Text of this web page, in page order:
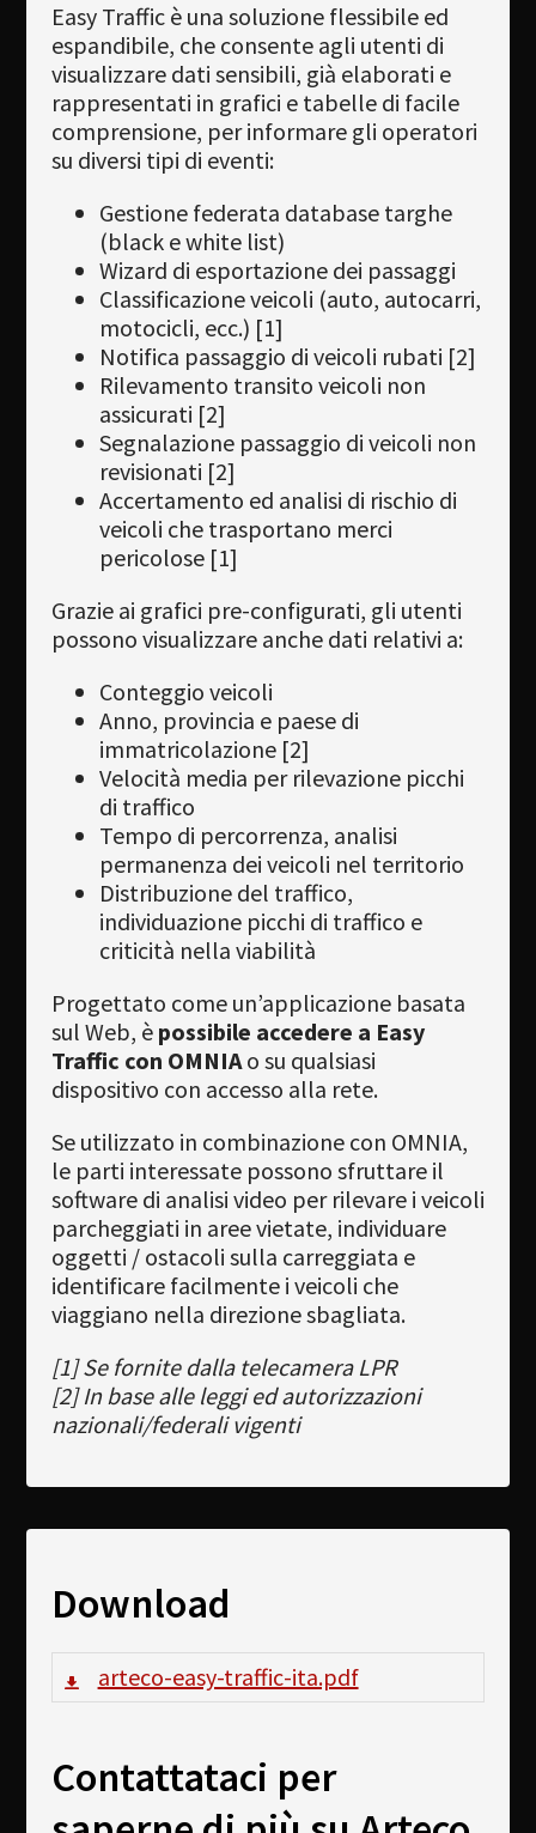
Easy Traffic è una soluzione flessibile ed
espandibile, che consente agli utenti di
visualizzare dati sensibili, già elaborati e
rappresentati in grafici e tabelle di facile
comprensione, per informare gli operatori
su diversi tipi di eventi:
Gestione federata database targhe
(black e white list)
Wizard di esportazione dei passaggi
Classificazione veicoli (auto, autocarri,
motocicli, ecc.) [1]
Notifica passaggio di veicoli rubati [2]
Rilevamento transito veicoli non
assicurati [2]
Segnalazione passaggio di veicoli non
revisionati [2]
Accertamento ed analisi di rischio di
veicoli che trasportano merci
pericolose [1]
Grazie ai grafici pre-configurati, gli utenti
possono visualizzare anche dati relativi a:
Conteggio veicoli
Anno, provincia e paese di
immatricolazione [2]
Velocità media per rilevazione picchi
di traffico
Tempo di percorrenza, analisi
permanenza dei veicoli nel territorio
Distribuzione del traffico,
individuazione picchi di traffico e
criticità nella viabilità
Progettato come un’applicazione basata
sul Web, è possibile accedere a Easy
Traffic con OMNIAo su qualsiasi
dispositivo con accesso alla rete.
Se utilizzato in combinazione con OMNIA,
le parti interessate possono sfruttare il
software di analisi video per rilevare i veicoli
parcheggiati in aree vietate, individuare
oggetti / ostacoli sulla carreggiata e
identificare facilmente i veicoli che
viaggiano nella direzione sbagliata.
[1] Se fornite dalla telecamera LPR
[2] In base alle leggi ed autorizzazioni
nazionali/federali vigenti
Download
arteco-easy-traffic-ita.pdf
Contattataci per